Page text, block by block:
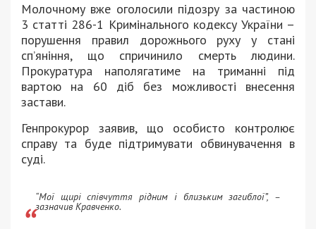
Молочному вже оголосили підозру за частиною
3 статті 286-1 Кримінального кодексу України –
порушення правил дорожнього руху у стані
сп’яніння, що спричинило смерть людини.
Прокуратура наполягатиме на триманні під
вартою на 60 діб без можливості внесення
застави.
Генпрокурор заявив, що особисто контролює
справу та буде підтримувати обвинувачення в
суді.
“Мої щирі співчуття рідним і близьким загиблої”, –
зазначив Кравченко.